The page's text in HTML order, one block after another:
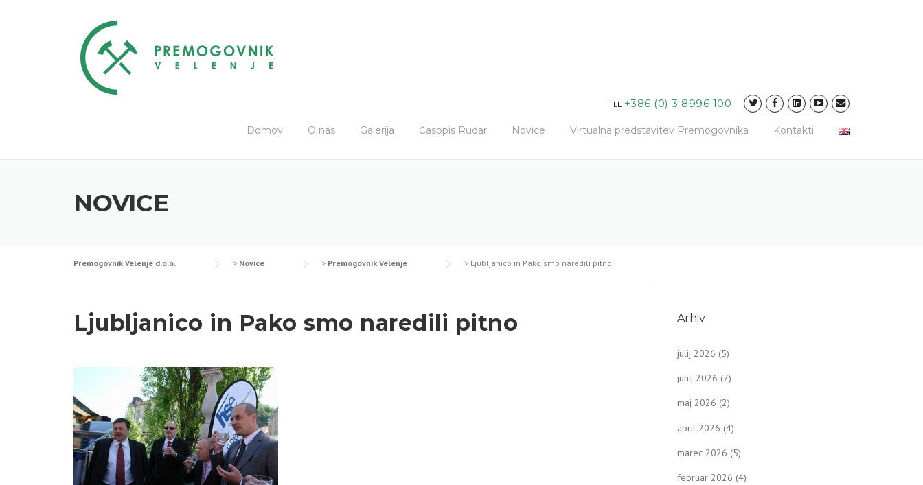
TEL +386 (0) 3 8996 100
Domov O nas Galerija Časopis Rudar Novice Virtualna predstavitev Premogovnika Kontakti
NOVICE
Premogovnik Velenje d.o.o. > Novice > Premogovnik Velenje > Ljubljanico in Pako smo naredili pitno
Ljubljanico in Pako smo naredili pitno Arhiv
julij 2026 (5)
junij 2026 (7)
maj 2026 (2)
april 2026 (4)
marec 2026 (5)
februar 2026 (4)